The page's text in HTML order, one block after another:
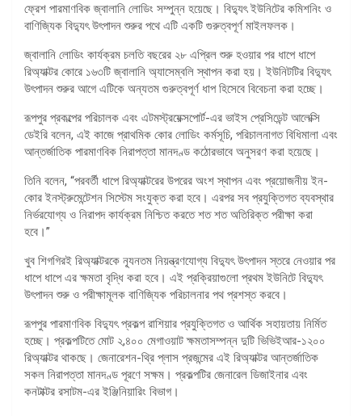
ফ্রেশ পারমাণবিক জ্বালানি লোডিং সম্পুন্ন হয়েছে। বিদ্যুৎ ইউনিটের কমিশনিং ও
বাণিজ্যিক বিদ্যুৎ উৎপাদন শুরুর পথে এটি একটি গুরুত্বপূর্ণ মাইলফলক।
জ্বালানি লোডিং কার্যক্রম চলতি বছরের ২৮ এপ্রিল শুরু হওয়ার পর ধাপে ধাপে
রিঅ্যাক্টর কোরে ১৬৩টি জ্বালানি অ্যাসেম্বলি স্থাপন করা হয়। ইউনিটটির বিদ্যুৎ
উৎপাদন শুরুর আগে এটিকে অন্যতম গুরুত্বপূর্ণ ধাপ হিসেবে বিবেচনা করা হচ্ছে।
রূপপুর প্রকল্পের পরিচালক এবং এটমস্ট্রয়েক্সপোর্ট-এর ভাইস প্রেসিডেন্ট আলেক্সি
ডেইরি বলেন, এই কাজে প্রাথমিক কোর লোডিং কর্মসূচি, পরিচালনাগত বিধিমালা এবং
আন্তর্জাতিক পারমাণবিক নিরাপত্তা মানদণ্ড কঠোরভাবে অনুসরণ করা হয়েছে।
তিনি বলেন, “পরবর্তী ধাপে রিঅ্যাক্টরের উপরের অংশ স্থাপন এবং প্রয়োজনীয় ইন-
কোর ইনস্ট্রুমেন্টেশন সিস্টেম সংযুক্ত করা হবে। এরপর সব প্রযুক্তিগত ব্যবস্থার
নির্ভরযোগ্য ও নিরাপদ কার্যক্রম নিশ্চিত করতে শত শত অতিরিক্ত পরীক্ষা করা
হবে।”
খুব শিগগিরই রিঅ্যাক্টরকে ন্যূনতম নিয়ন্ত্রণযোগ্য বিদ্যুৎ উৎপাদন স্তরে নেওয়ার পর
ধাপে ধাপে এর ক্ষমতা বৃদ্ধি করা হবে। এই প্রক্রিয়াগুলো প্রথম ইউনিটে বিদ্যুৎ
উৎপাদন শুরু ও পরীক্ষামূলক বাণিজ্যিক পরিচালনার পথ প্রশস্ত করবে।
রূপপুর পারমাণবিক বিদ্যুৎ প্রকল্প রাশিয়ার প্রযুক্তিগত ও আর্থিক সহায়তায় নির্মিত
হচ্ছে। প্রকল্পটিতে মোট ২,৪০০ মেগাওয়াট ক্ষমতাসম্পন্ন দুটি ভিভিইআর-১২০০
রিঅ্যাক্টর থাকছে। জেনারেশন-থ্রি প্লাস প্রজন্মের এই রিঅ্যাক্টর আন্তর্জাতিক
সকল নিরাপত্তা মানদণ্ড পূরণে সক্ষম। প্রকল্পটির জেনারেল ডিজাইনার এবং
কনটাক্টর রসাটম-এর ইঞ্জিনিয়ারিং বিভাগ।